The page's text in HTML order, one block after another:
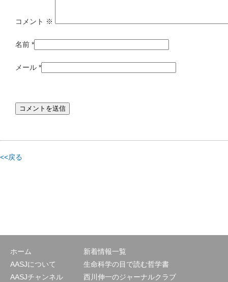
コメント ※
名前 *
メール *
<<戻る
ホーム
AASJについて
AASJチャンネル
新着情報一覧
生命科学の目で読む哲学書
西川伸一のジャーナルクラブ